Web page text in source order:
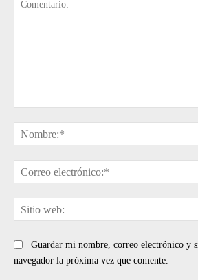
Guardar mi nombre, correo electrónico y
navegador la próxima vez que comente.